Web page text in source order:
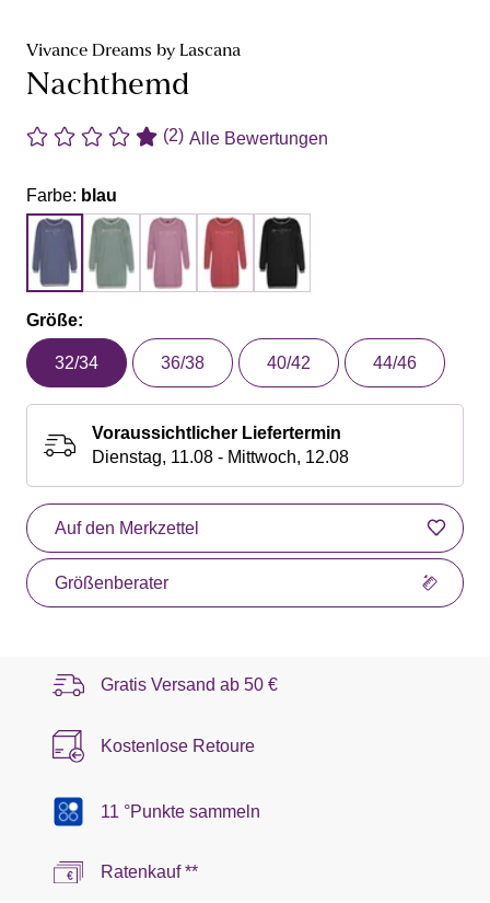
Vivance Dreams by Lascana
Nachthemd
(2) Alle Bewertungen
Farbe: blau
Größe:
32/34 36/38 40/42 44/46
Voraussichtlicher Liefertermin
Dienstag, 11.08 - Mittwoch, 12.08
Auf den Merkzettel
Größenberater
Gratis Versand ab 50 €
Kostenlose Retoure
11 °Punkte sammeln
Ratenkauf **